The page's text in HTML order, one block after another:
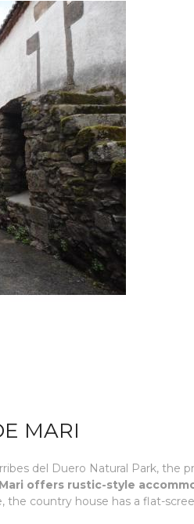
MARI
del Duero Natural Park, the
offers rustic-style
country house has a flat-